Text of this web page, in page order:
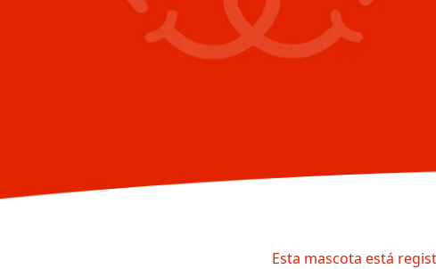
Esta mascota está